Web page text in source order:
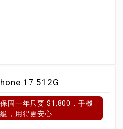
17 512G
固一年只要 $1,800，手機
，用得更安心